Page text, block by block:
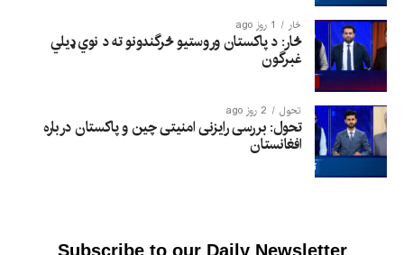
څار 1 روز ago
څار: د پاکستان وروستیو څرگندونو ته د نوي ډیلي
غبرگون
تحول 2 روز ago
تحول: بررسی رایزنی امنیتی چین و پاکستان درباره
افغانستان
Subscribe to our Daily Newsletter